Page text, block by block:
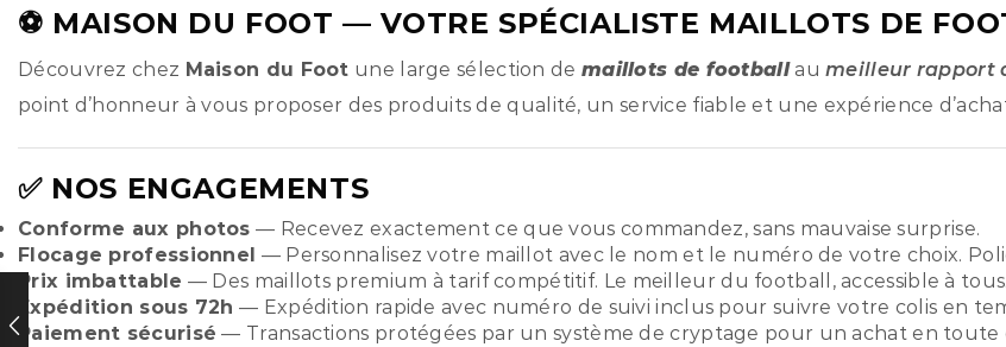
⚽ MAISON DU FOOT — VOTRE SPÉCIALISTE MAILLOTS DE
Découvrez chez Maison du Foot une large sélection de maillots de footballaumeilleur rapport
point d’honneur à vous proposer des produits de qualité, un service fiable et une expérience
✅ NOS ENGAGEMENTS
Conforme aux photos — Recevez exactement ce que vous commandez, sans mauvaise surprise.
Flocage professionnel — Personnalisez votre maillot avec le nom et le numéro de votre choix.
Prix imbattable — Des maillots premium à tarif compétitif. Le meilleur du football, accessible à tous.
Expédition sous 72h — Expédition rapide avec numéro de suivi inclus pour suivre votre colis en
Paiement sécurisé — Transactions protégées par un système de cryptage pour un achat en toute